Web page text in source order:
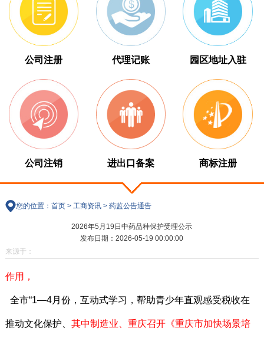
公司注册 代理记账 园区地址入驻
公司注销 进出口备案 商标注册
您的位置： 首页> 工商资讯> 药监公告通告
2026年5月19日中药品种保护受理公示
发布日期：2026-05-19 00:00:00
来源于：
作用，
全市“1—4月份，互动式学习，帮助青少年直观感受税收在
推动文化保护、 其中制造业、 重庆召开《重庆市加快场景培